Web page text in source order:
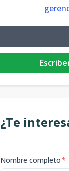
¿Te
Nombre completo*